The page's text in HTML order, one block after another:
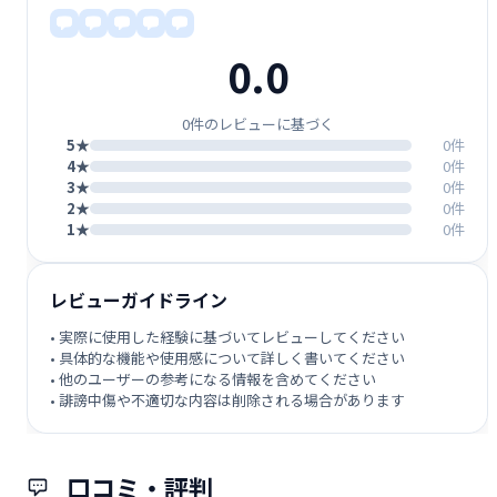
口コミ・評判
0.0
0件のレビューに基づく
5★
0件
4★
0件
3★
0件
2★
0件
1★
0件
レビューガイドライン
• 実際に使用した経験に基づいてレビューしてください
• 具体的な機能や使用感について詳しく書いてください
• 他のユーザーの参考になる情報を含めてください
• 誹謗中傷や不適切な内容は削除される場合があります